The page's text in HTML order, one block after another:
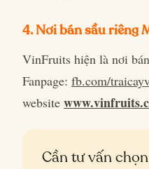
4. Nơi bán sầu riêng
VinFruits hiện là nơi
Fanpage: fb.com/
website
Cần tư vấn